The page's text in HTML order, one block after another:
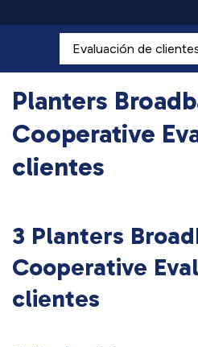
Planters
Cooperative
clientes
3 Planters
Cooperative
clientes